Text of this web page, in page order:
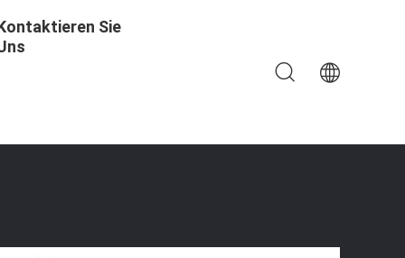
Sie